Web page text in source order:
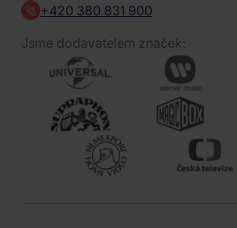
+420 380 831 900
Jsme dodavatelem značek: